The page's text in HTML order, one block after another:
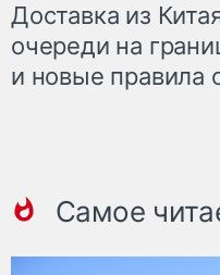
Доставка из
очереди на
и новые правила
Самое